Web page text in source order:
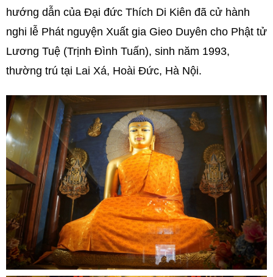
hướng dẫn của Đại đức Thích Di Kiên đã cử hành
nghi lễ Phát nguyện Xuất gia Gieo Duyên cho Phật tử
Lương Tuệ (Trịnh Đình Tuấn), sinh năm 1993,
thường trú tại Lai Xá, Hoài Đức, Hà Nội.